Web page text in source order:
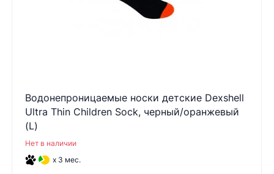
Водонепроницаемые носки детские Dexshell
Ultra Thin Children Sock, черный/оранжевый
(L)
Нет в наличии
x 3 мес.